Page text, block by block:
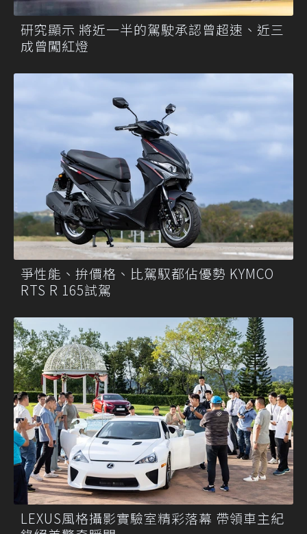
研究顯示 將近一半的駕駛承認曾超速、近三
成曾闖紅燈
爭性能、拚價格、比駕馭都佔優勢 KYMCO
RTS R 165試駕
LEXUS風格攝影實驗室精彩落幕 帶領車主紀